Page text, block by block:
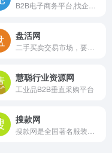
盘活网
慧聪行业资源网
工业品B2B垂直采购平台
搜款网